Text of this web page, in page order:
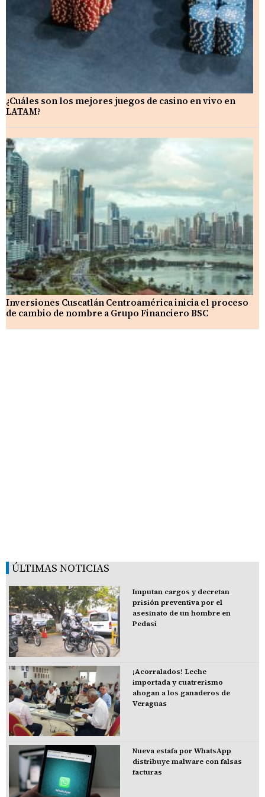
¿Cuáles son los mejores juegos de casino en vivo en
LATAM?
Inversiones Cuscatlán Centroamérica inicia el proceso
de cambio de nombre a Grupo Financiero BSC
ÚLTIMAS NOTICIAS
Imputan cargos y decretan
prisión preventiva por el
asesinato de un hombre en
Pedasí
¡Acorralados! Leche
importada y cuatrerismo
ahogan a los ganaderos de
Veraguas
Nueva estafa por WhatsApp
distribuye malware con falsas
facturas